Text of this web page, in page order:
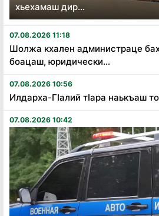
хьехамаш дир...
07.08.2026 11:18
Шолжа кхален администраце
боацаш, юридически...
07.08.2026 10:56
Илдарха-Гӏалий тӏара наькъаш
07.08.2026 10:42